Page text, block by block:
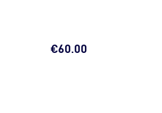
€60.00